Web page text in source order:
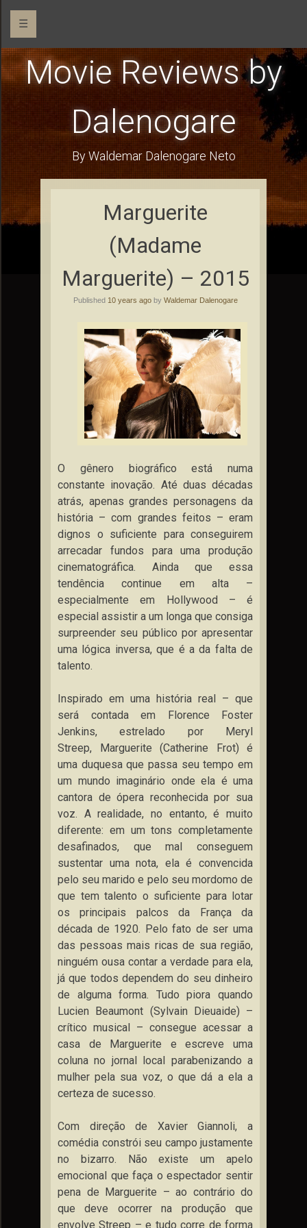
☰
Movie Reviews by
Dalenogare
By Waldemar Dalenogare Neto
Marguerite
(Madame
Marguerite) – 2015
Published 10 years agoby Waldemar Dalenogare
O gênero biográfico está numa
constante inovação. Até duas décadas
atrás, apenas grandes personagens da
história – com grandes feitos – eram
dignos o suficiente para conseguirem
arrecadar fundos para uma produção
cinematográfica. Ainda que essa
tendência continue em alta –
especialmente em Hollywood – é
especial assistir a um longa que consiga
surpreender seu público por apresentar
uma lógica inversa, que é a da falta de
talento.
Inspirado em uma história real – que
será contada em Florence Foster
Jenkins, estrelado por Meryl
Streep, Marguerite (Catherine Frot) é
uma duquesa que passa seu tempo em
um mundo imaginário onde ela é uma
cantora de ópera reconhecida por sua
voz. A realidade, no entanto, é muito
diferente: em um tons completamente
desafinados, que mal conseguem
sustentar uma nota, ela é convencida
pelo seu marido e pelo seu mordomo de
que tem talento o suficiente para lotar
os principais palcos da França da
década de 1920. Pelo fato de ser uma
das pessoas mais ricas de sua região,
ninguém ousa contar a verdade para ela,
já que todos dependem do seu dinheiro
de alguma forma. Tudo piora quando
Lucien Beaumont (Sylvain Dieuaide) –
crítico musical – consegue acessar a
casa de Marguerite e escreve uma
coluna no jornal local parabenizando a
mulher pela sua voz, o que dá a ela a
certeza de sucesso.
Com direção de Xavier Giannoli, a
comédia constrói seu campo justamente
no bizarro. Não existe um apelo
emocional que faça o espectador sentir
pena de Marguerite – ao contrário do
que deve ocorrer na produção que
envolve Streep – e tudo corre de forma